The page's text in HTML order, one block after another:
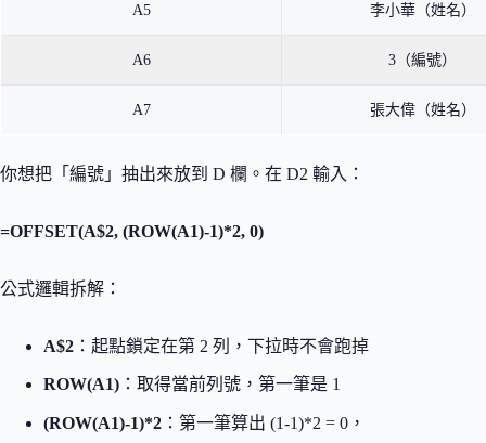
A5 李小華（姓名）
A6 3（編號）
A7 張大偉（姓名）
你想把「編號」抽出來放到 D 欄。在 D2 輸入：
=OFFSET(A$2, (ROW(A1)-1)*2, 0)
公式邏輯拆解：
A$2 ：起點鎖定在第 2 列，下拉時不會跑掉
ROW(A1) ：取得當前列號，第一筆是 1
(ROW(A1)-1)*2 ：第一筆算出 (1-1)*2 = 0，